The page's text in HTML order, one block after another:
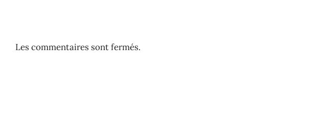
Les commentaires sont fermés.